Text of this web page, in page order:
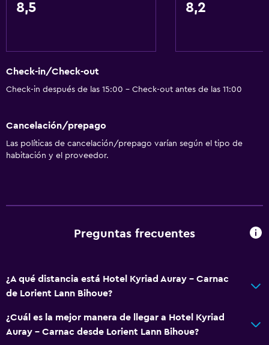
8,5 8,2
Check-in/Check-out
Check-in después de las 15:00 - Check-out antes de las 11:00
Cancelación/prepago
Las políticas de cancelación/prepago varían según el tipo de
habitación y el proveedor.
Preguntas frecuentes
¿A qué distancia está Hotel Kyriad Auray - Carnac
de Lorient Lann Bihoue?
¿Cuál es la mejor manera de llegar a Hotel Kyriad
Auray - Carnac desde Lorient Lann Bihoue?